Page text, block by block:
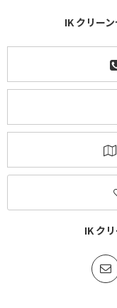
IK クリー
IK ク